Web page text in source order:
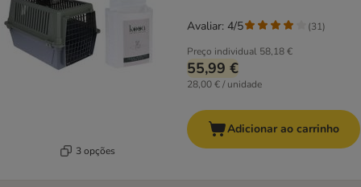
3 opções
Preço individual 58,18 €
55,99 €
28,00 € / unidade
Avaliar: 4/5 (31)
Adicionar ao carrinho